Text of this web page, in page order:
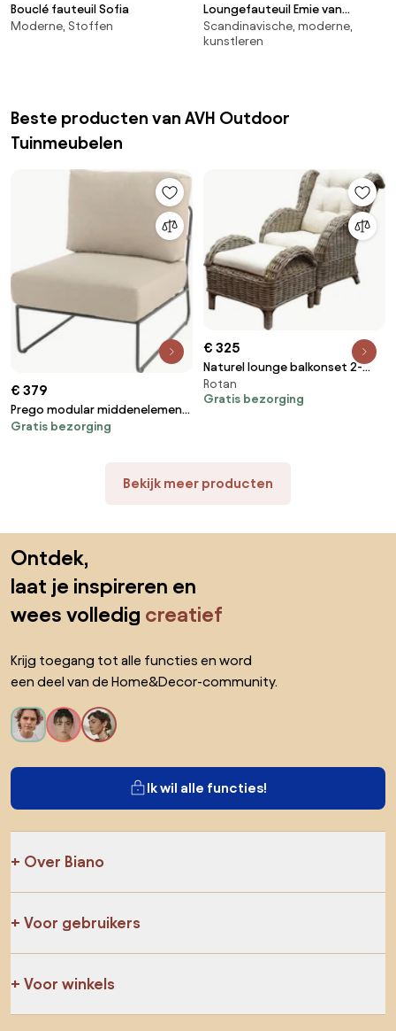
Bouclé fauteuil Sofia
Moderne, Stoffen
Loungefauteuil Emie van
imitatieleer
Scandinavische, moderne,
kunstleren
Beste producten van AVH Outdoor
Tuinmeubelen
€ 379
Prego modular middenelement
antraciet taupe
Gratis bezorging
€ 325
Naturel lounge balkonset 2-
delig naturel rotan wit
Rotan
Gratis bezorging
Bekijk meer producten
Ontdek,
laat je inspireren en
wees volledig creatief
Krijg toegang tot alle functies en word
een deel van de Home&Decor-community.
Ik wil alle functies!
Over Biano
Voor gebruikers
Voor winkels